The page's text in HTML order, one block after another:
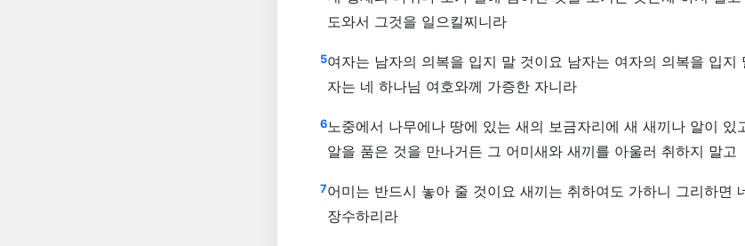
도와서 그것을 일으킬찌니라
5여자는 남자의 의복을 입지 말 것이요 남자는 여자의 의복을 입지
자는 네 하나님 여호와께 가증한 자니라
6노중에서 나무에나 땅에 있는 새의 보금자리에 새 새끼나 알이 있
알을 품은 것을 만나거든 그 어미새와 새끼를 아울러 취하지 말고
7어미는 반드시 놓아 줄 것이요 새끼는 취하여도 가하니 그리하면
장수하리라